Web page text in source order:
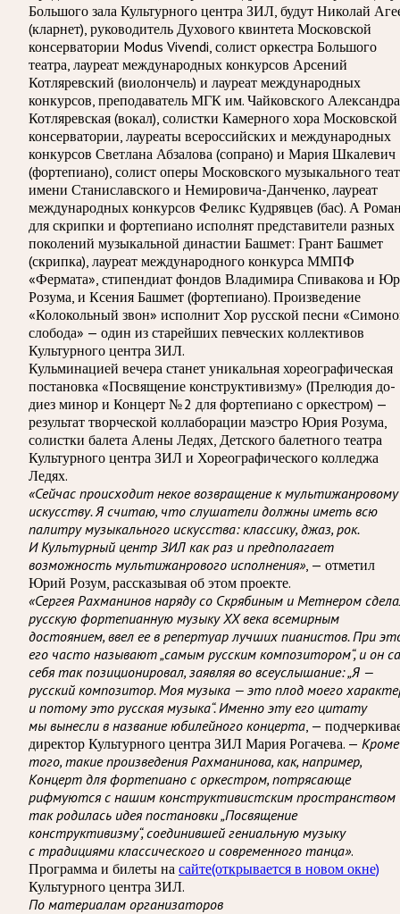
Большого зала Культурного центра ЗИЛ, будут Николай
(кларнет), руководитель Духового квинтета Московской
консерватории Modus Vivendi, солист оркестра Большого
театра, лауреат международных конкурсов Арсений
Котляревский (виолончель) и лауреат международных
конкурсов, преподаватель МГК им. Чайковского Александра
Котляревская (вокал), солистки Камерного хора Московской
консерватории, лауреаты всероссийских и международных
конкурсов Светлана Абзалова (сопрано) и Мария Шкалевич
(фортепиано), солист оперы Московского музыкального
имени Станиславского и Немировича-Данченко, лауреат
международных конкурсов Феликс Кудрявцев (бас). А
для скрипки и фортепиано исполнят представители разных
поколений музыкальной династии Башмет: Грант Башмет
(скрипка), лауреат международного конкурса ММПФ
«Фермата», стипендиат фондов Владимира Спивакова и
Розума, и Ксения Башмет (фортепиано). Произведение
«Колокольный звон» исполнит Хор русской песни
слобода» — один из старейших певческих коллективов
Культурного центра ЗИЛ.
Кульминацией вечера станет уникальная хореографическая
постановка «Посвящение конструктивизму» (Прелюдия до-
диез минор и Концерт № 2 для фортепиано с оркестром) —
результат творческой коллаборации маэстро Юрия Розума,
солистки балета Алены Ледях, Детского балетного театра
Культурного центра ЗИЛ и Хореографического колледжа
Ледях.
«Сейчас происходит некое возвращение к мультижанровому
искусству. Я считаю, что слушатели должны иметь всю
палитру музыкального искусства: классику, джаз, рок.
И Культурный центр ЗИЛ как раз и предполагает
возможность мультижанрового исполнения», — отметил
Юрий Розум, рассказывая об этом проекте.
«Сергея Рахманинов наряду со Скрябиным и Метнером
русскую фортепианную музыку XX века всемирным
достоянием, ввел ее в репертуар лучших пианистов. При
его часто называют „самым русским композитором“, и он
себя так позиционировал, заявляя во всеуслышание: „Я —
русский композитор. Моя музыка — это плод моего
и потому это русская музыка“. Именно эту его цитату
мы вынесли в название юбилейного концерта , —
директор Культурного центра ЗИЛ Мария Рогачева. — Кроме
того, такие произведения Рахманинова, как, например,
Концерт для фортепиано с оркестром, потрясающе
рифмуются с нашим конструктивистским
так родилась идея постановки „Посвящение
конструктивизму“, соединившей гениальную музыку
с традициями классического и современного танца».
Программа и билеты на сайте(открывается в новом окне)
Культурного центра ЗИЛ.
По материалам организаторов